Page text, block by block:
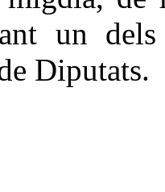
un
Diputats.